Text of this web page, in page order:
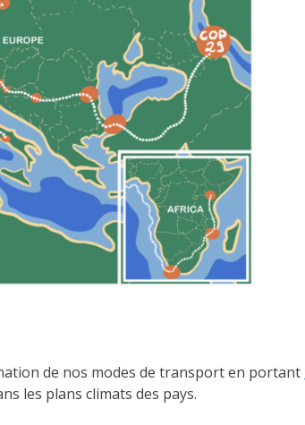
de nos modes de transport en portant
les plans climats des pays.